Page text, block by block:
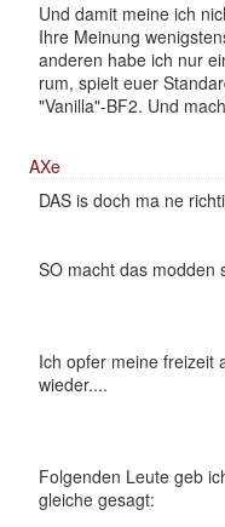
Und damit meine ich
Ihre Meinung
anderen habe ich nur
rum, spielt euer
"Vanilla"-BF2. Und
AXe
DAS is doch ma ne
SO macht das modden
Ich opfer meine freizeit
wieder....
Folgenden Leute geb
gleiche gesagt: